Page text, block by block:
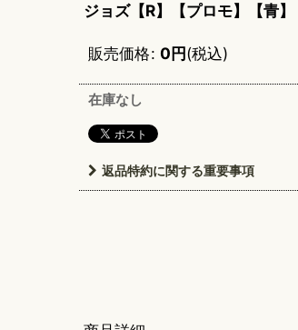
ジョズ【R】【プロモ】【青】
販売価格: 0円(税込)
在庫なし
返品特約に関する重要事項